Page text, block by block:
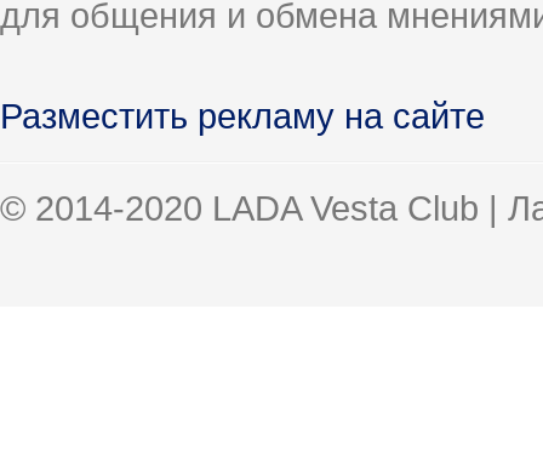
для общения и обмена
Разместить рекламу на сайте
© 2014-2020 LADA Vesta Club |